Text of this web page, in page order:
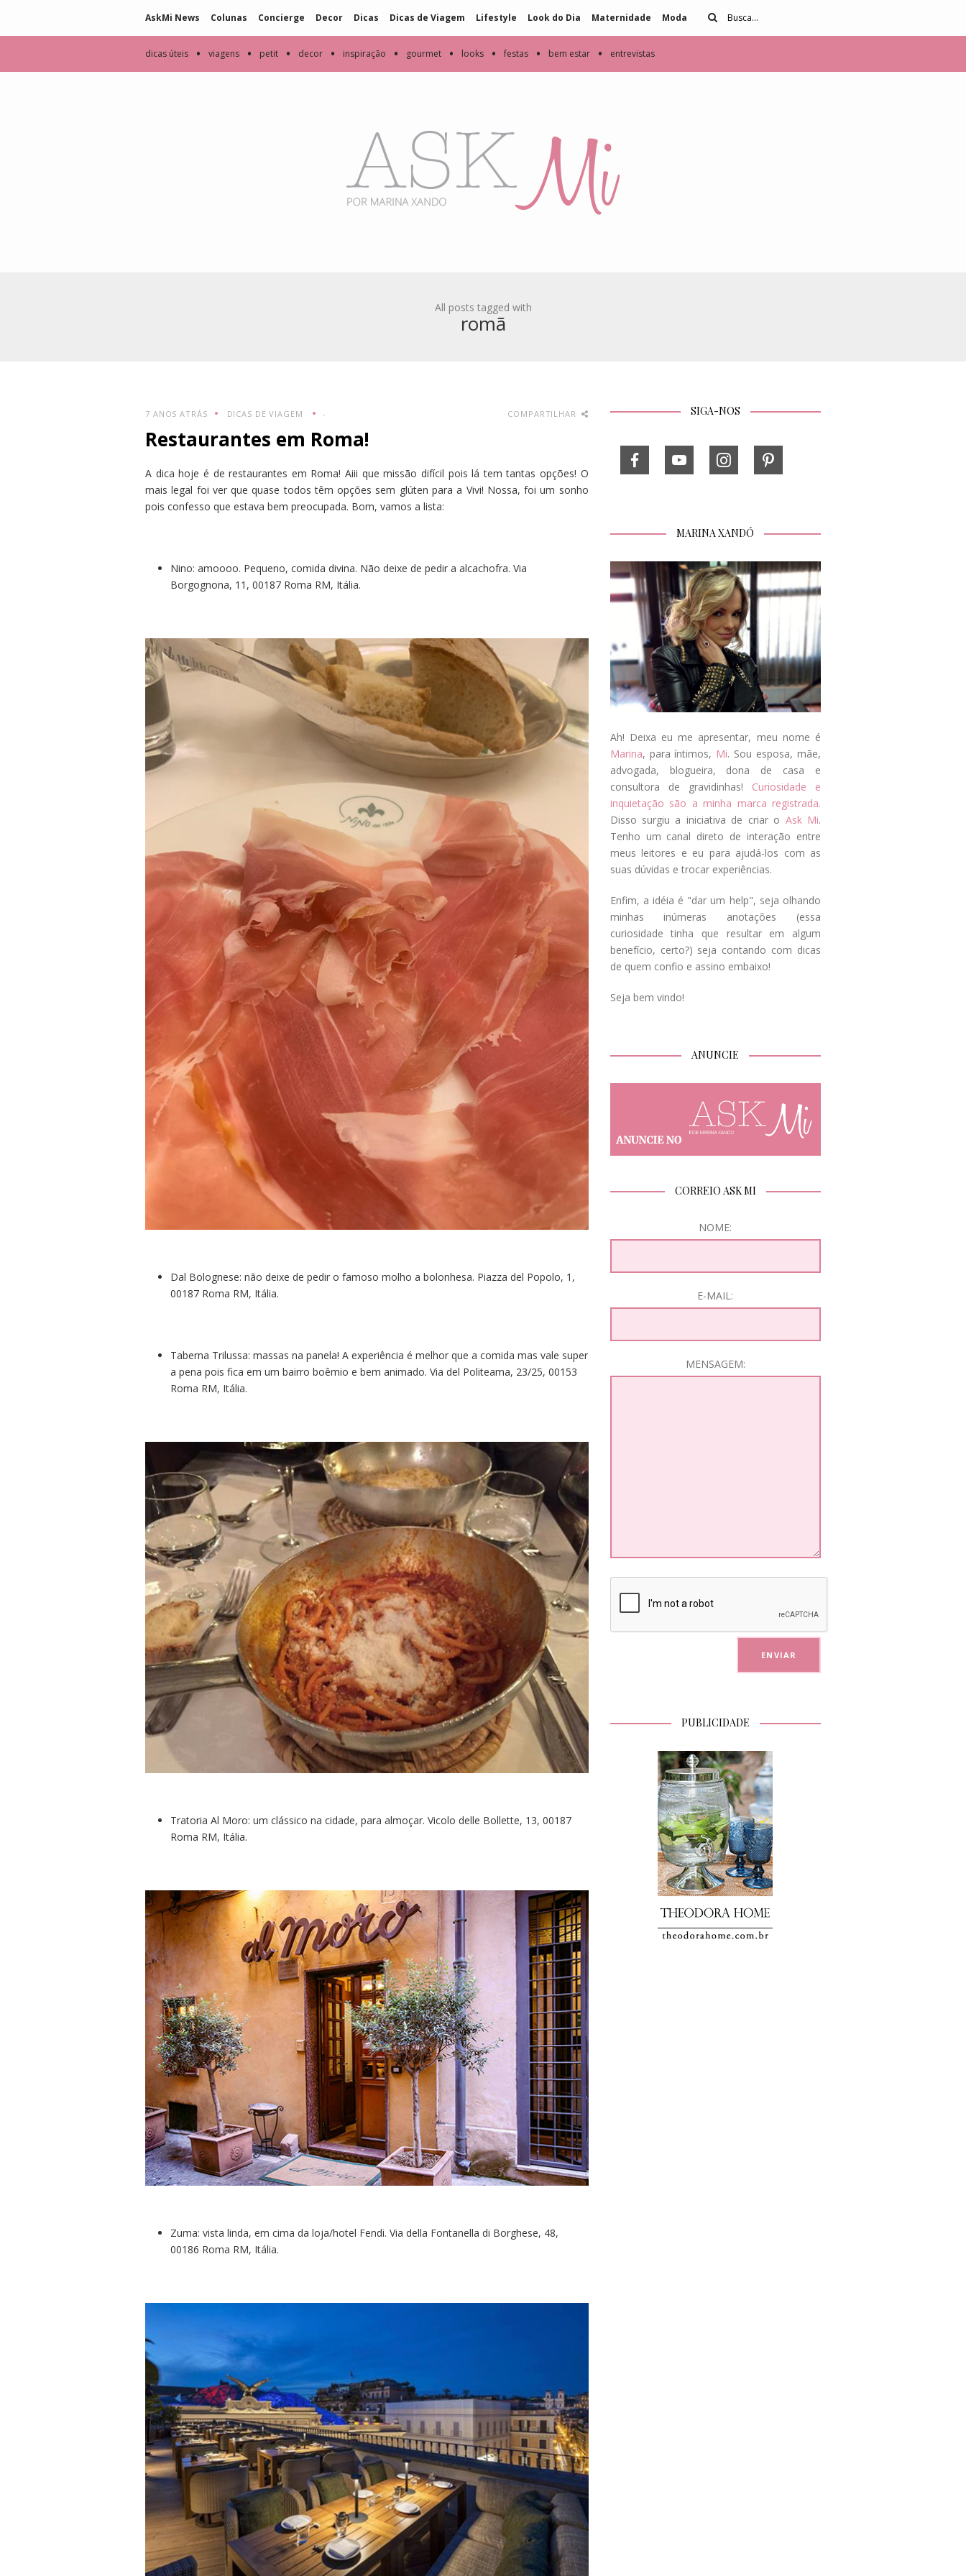
AskMi News Colunas Concierge Decor Dicas Dicas de Viagem Lifestyle Look do Dia Maternidade Moda
dicas úteis • viagens • petit • decor • inspiração • gourmet • looks • festas • bem estar • entrevistas
All posts tagged with
romã
7 ANOS ATRÁS DICAS DE VIAGEM - COMPARTILHAR
Restaurantes em Roma!
A dica hoje é de restaurantes em Roma! Aiii que missão difícil pois lá tem tantas opções! O
mais legal foi ver que quase todos têm opções sem glúten para a Vivi! Nossa, foi um sonho
pois confesso que estava bem preocupada. Bom, vamos a lista:
Nino: amoooo. Pequeno, comida divina. Não deixe de pedir a alcachofra. Via
Borgognona, 11, 00187 Roma RM, Itália.
Dal Bolognese: não deixe de pedir o famoso molho a bolonhesa. Piazza del Popolo, 1,
00187 Roma RM, Itália.
Taberna Trilussa: massas na panela! A experiência é melhor que a comida mas vale super
a pena pois fica em um bairro boêmio e bem animado. Via del Politeama, 23/25, 00153
Roma RM, Itália.
Tratoria Al Moro: um clássico na cidade, para almoçar. Vicolo delle Bollette, 13, 00187
Roma RM, Itália.
Zuma: vista linda, em cima da loja/hotel Fendi. Via della Fontanella di Borghese, 48,
00186 Roma RM, Itália.
SIGA-NOS
MARINA XANDÓ
Ah! Deixa eu me apresentar, meu nome é
Marina, para íntimos, Mi. Sou esposa, mãe,
advogada, blogueira, dona de casa e
consultora de gravidinhas! Curiosidade e
inquietação são a minha marca registrada.
Disso surgiu a iniciativa de criar o Ask Mi.
Tenho um canal direto de interação entre
meus leitores e eu para ajudá-los com as
suas dúvidas e trocar experiências.
Enfim, a idéia é "dar um help", seja olhando
minhas inúmeras anotações (essa
curiosidade tinha que resultar em algum
benefício, certo?) seja contando com dicas
de quem confio e assino embaixo!
Seja bem vindo!
ANUNCIE
CORREIO ASK MI
NOME:
E-MAIL:
MENSAGEM:
PUBLICIDADE